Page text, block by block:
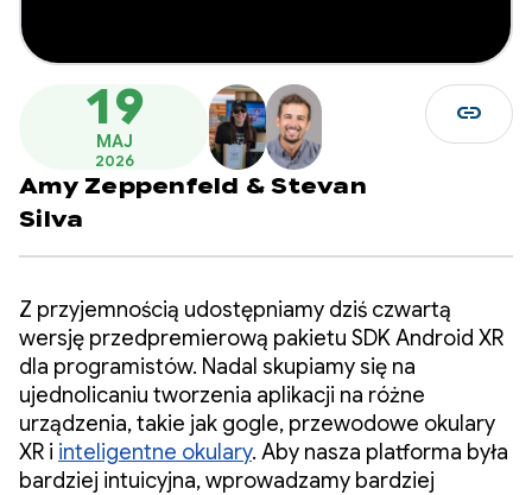
19
MAJ
2026
Amy Zeppenfeld &Stevan
Silva
link
Z przyjemnością udostępniamy dziś czwartą
wersję przedpremierową pakietu SDK Android XR
dla programistów. Nadal skupiamy się na
ujednolicaniu tworzenia aplikacji na różne
urządzenia, takie jak gogle, przewodowe okulary
XR i inteligentne okulary. Aby nasza platforma była
bardziej intuicyjna, wprowadzamy bardziej